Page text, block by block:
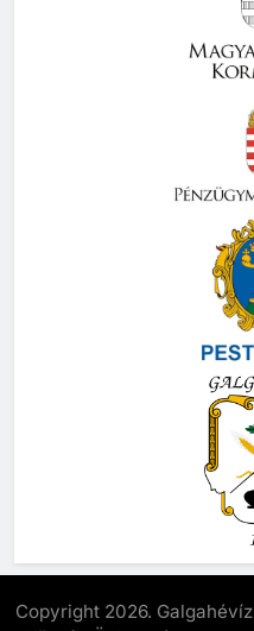
Copyright 2026. Galgahévíz